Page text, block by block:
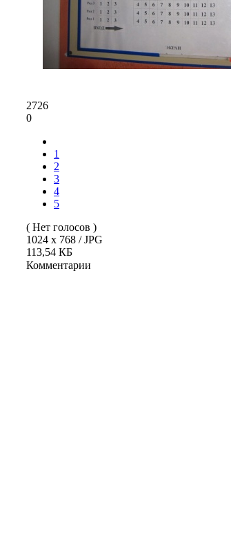
2726
0
1
2
3
4
5
( Нет голосов )
1024 x 768 / JPG
113,54 КБ
Комментарии